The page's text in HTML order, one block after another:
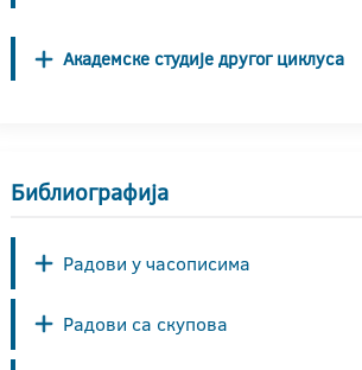
Академске студије другог циклуса
Библиографија
Радови у часописима
Радови са скупова